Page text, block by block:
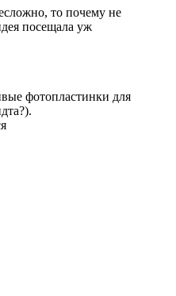
то почему не
посещала уж
фотопластинки для